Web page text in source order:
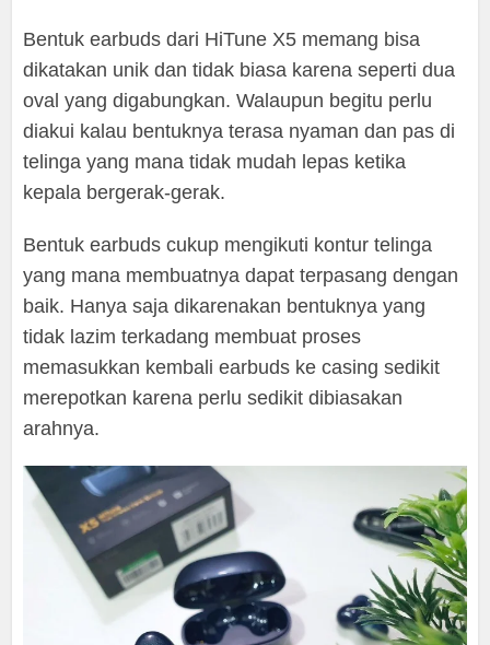
Bentuk earbuds dari HiTune X5 memang bisa
dikatakan unik dan tidak biasa karena seperti dua
oval yang digabungkan. Walaupun begitu perlu
diakui kalau bentuknya terasa nyaman dan pas di
telinga yang mana tidak mudah lepas ketika
kepala bergerak-gerak.
Bentuk earbuds cukup mengikuti kontur telinga
yang mana membuatnya dapat terpasang dengan
baik. Hanya saja dikarenakan bentuknya yang
tidak lazim terkadang membuat proses
memasukkan kembali earbuds ke casing sedikit
merepotkan karena perlu sedikit dibiasakan
arahnya.